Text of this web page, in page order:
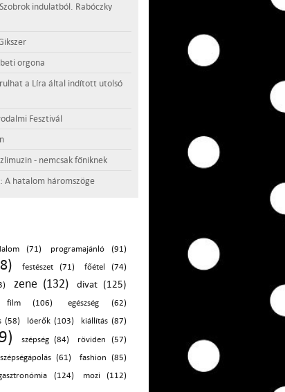
indulatból. Rabóczky
orgona
a Líra által indított utolsó
Fesztivál
- nemcsak főniknek
A hatalom háromszöge
(71) programajánló (91)
festészet (71)
főétel (74)
zene (132) divat (125)
film (106)
egészség (62)
(58)
lóerők (103) kiállítás (87)
szépség (84)
röviden (57)
szépségápolás (61)
fashion (85)
(124)
mozi (112)